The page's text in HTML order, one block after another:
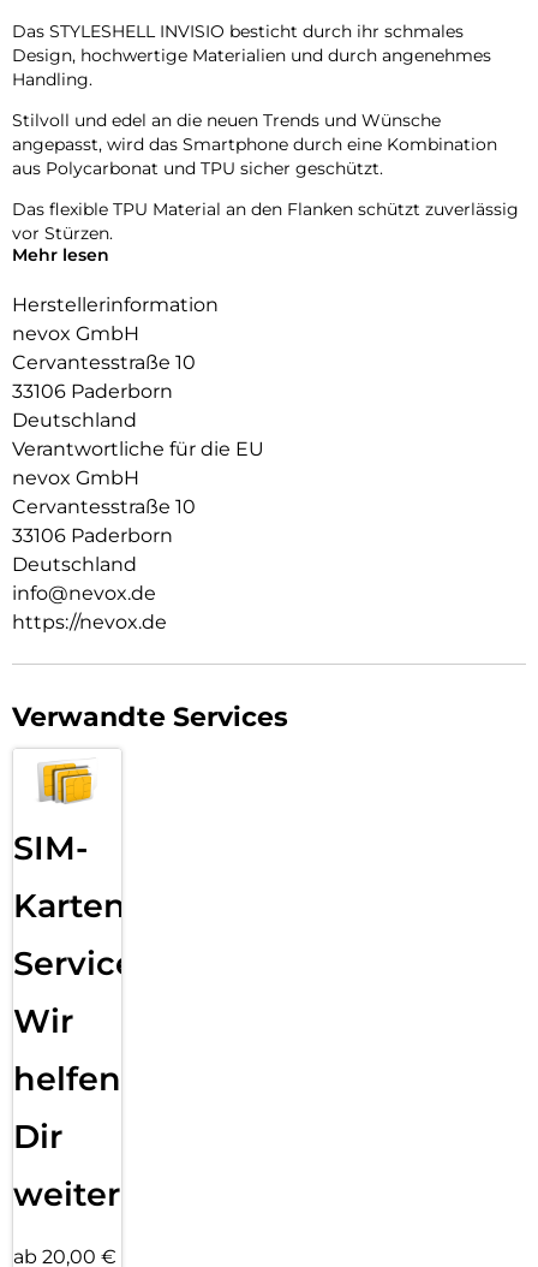
Das STYLESHELL INVISIO besticht durch ihr schmales
Design, hochwertige Materialien und durch angenehmes
Handling.
Stilvoll und edel an die neuen Trends und Wünsche
angepasst, wird das Smartphone durch eine Kombination
aus Polycarbonat und TPU sicher geschützt.
Das flexible TPU Material an den Flanken schützt zuverlässig
vor Stürzen.
Durch die spezielle Beschichtung behält ihr Smartphone die
Griffigkeit und wirkt edel.
Die Anschlüsse, Knöpfe und Kamera bleiben voll zugänglich.
Hochwertiges Schmutzabweisendes Material und
Schockproof durch eingearbeitete Luftpolster in den Ecken.
Mehr lesen
Herstellerinformation
nevox GmbH
Cervantesstraße 10
33106 Paderborn
Deutschland
Verantwortliche für die EU
nevox GmbH
Cervantesstraße 10
33106 Paderborn
Deutschland
info@nevox.de
https://nevox.de
Verwandte Services
SIM-
Karten
Service:
Wir
helfen
Dir
weiter
ab 20,00 €